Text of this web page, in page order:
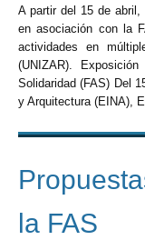
A partir del 15 de abril,
en asociación con la
actividades en
(UNIZAR). Exposición
Solidaridad (FAS) Del
y Arquitectura (EINA),
la FAS